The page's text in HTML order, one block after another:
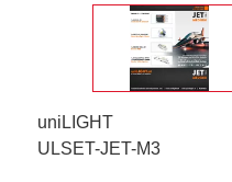
uniLIGHT
ULSET-JET-M3